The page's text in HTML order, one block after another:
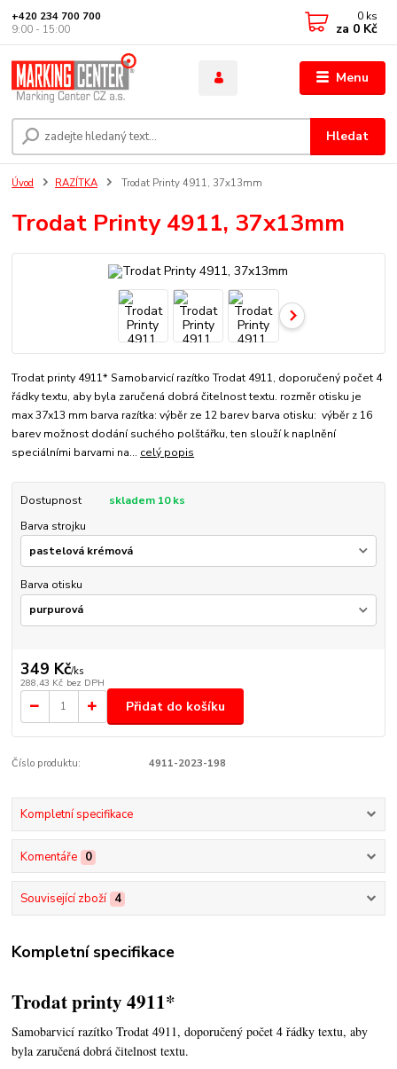
Menu
Hledat
+420 234 700 700
9:00 - 15:00
0 ks
za 0 Kč
Úvod RAZÍTKA Trodat Printy 4911, 37x13mm
Trodat Printy 4911, 37x13mm
Trodat printy 4911* Samobarvicí razítko Trodat 4911, doporučený počet 4
řádky textu, aby byla zaručená dobrá čitelnost textu. rozměr otisku je
max 37x13 mm barva razítka: výběr ze 12 barev barva otisku: výběr z 16
barev možnost dodání suchého polštářku, ten slouží k naplnění
speciálními barvami na... celý popis
Dostupnost
skladem 10 ks
Barva strojku
Barva otisku
349 Kč/ks
288,43 Kč bez DPH
Přidat do košíku
Číslo produktu: 4911-2023-198
Kompletní specifikace
Komentáře 0
Související zboží 4
Kompletní specifikace
Trodat printy 4911*
Samobarvicí razítko Trodat 4911, doporučený počet 4 řádky textu,aby
byla zaručená dobrá čitelnost textu.